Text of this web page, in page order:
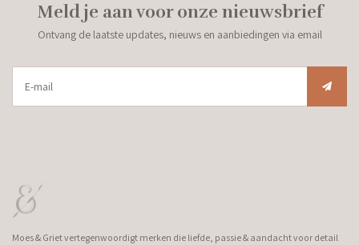
Meld je aan voor onze nieuwsbrief
Ontvang de laatste updates, nieuws en aanbiedingen via email
Moes & Griet vertegenwoordigt merken die liefde, passie & aandacht voor detail